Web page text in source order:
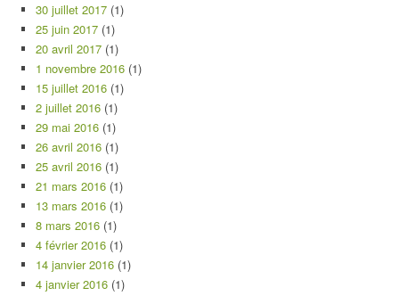
30 juillet 2017 (1)
25 juin 2017 (1)
20 avril 2017 (1)
1 novembre 2016 (1)
15 juillet 2016 (1)
2 juillet 2016 (1)
29 mai 2016 (1)
26 avril 2016 (1)
25 avril 2016 (1)
21 mars 2016 (1)
13 mars 2016 (1)
8 mars 2016 (1)
4 février 2016 (1)
14 janvier 2016 (1)
4 janvier 2016 (1)